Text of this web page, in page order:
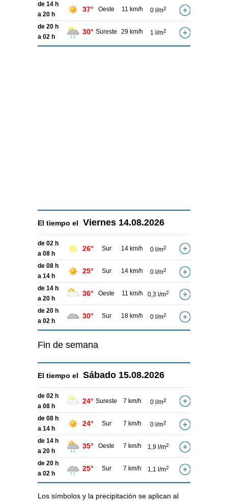
de 14 h
a 20 h
37° Oeste 11 km/h 0 l/m2
de 20 h
a 02 h
30° Sureste 29 km/h 1 l/m2
El tiempo el Viernes 14.08.2026
de 02 h
a 08 h
26° Sur 14 km/h 0 l/m2
de 08 h
a 14 h
25° Sur 14 km/h 0 l/m2
de 14 h
a 20 h
36° Oeste 11 km/h 0,3 l/m2
de 20 h
a 02 h
30° Sur 18 km/h 0 l/m2
Fin de semana
El tiempo el Sábado 15.08.2026
de 02 h
a 08 h
24° Sureste 7 km/h 0 l/m2
de 08 h
a 14 h
24° Sur 7 km/h 0 l/m2
de 14 h
a 20 h
35° Oeste 7 km/h 1,9 l/m2
de 20 h
a 02 h
25° Sur 7 km/h 1,1 l/m2
Los símbolos y la precipitación se aplican al